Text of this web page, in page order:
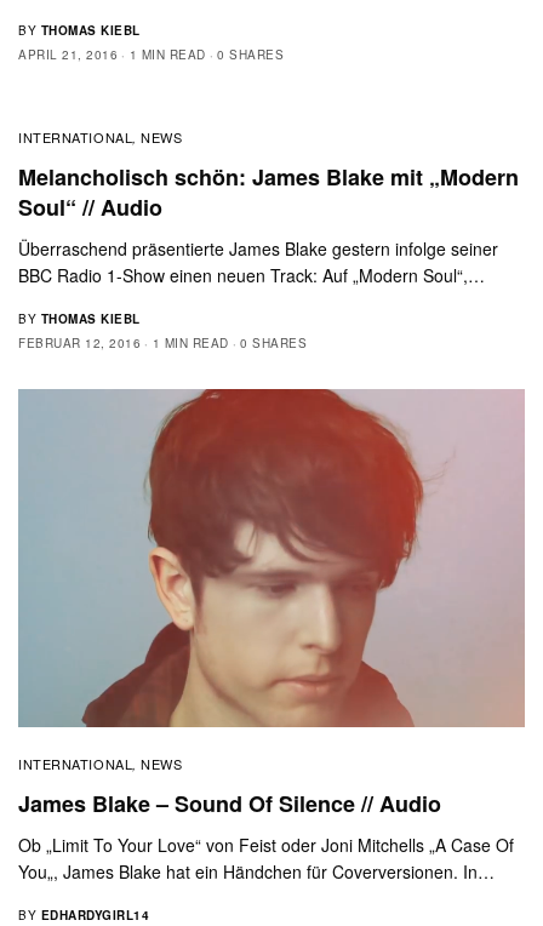
BY THOMAS KIEBL
APRIL 21, 2016
1 MIN READ 0 SHARES
INTERNATIONAL ,NEWS
Melancholisch schön: James Blake mit „Modern
Soul“ // Audio
Überraschend präsentierte James Blake gestern infolge seiner
BBC Radio 1-Show einen neuen Track: Auf „Modern Soul“,…
BY THOMAS KIEBL
FEBRUAR 12, 2016
1 MIN READ 0 SHARES
INTERNATIONAL,NEWS
James Blake – Sound Of Silence // Audio
Ob „Limit To Your Love“ von Feist oder Joni Mitchells „A Case Of
You„, James Blake hat ein Händchen für Coverversionen. In…
BY EDHARDYGIRL14